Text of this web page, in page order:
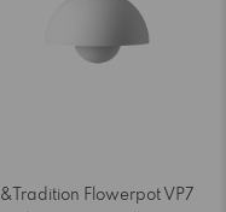
&Tradition Flowerpot VP7